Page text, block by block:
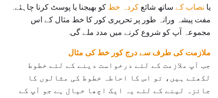
یا نصاب کے ساتھ شائع کردہ خط کو بھیجنا یا پوسٹ کرنا چاہئے.
مفت پیشہ ورانہ طور پر تحریری کور کا خط مثال کے اس
مجموعہ آپ کو شروع کرنے میں مدد ملے گی.
ملازمت کی طرف سے درج کور خط کی مثال
جب آپ ملازمت کے لئے درخواست دینے کے لئے خطوط
لکھتے ہیں، تو اس کا احاطہ خطوط کی مثالوں کا
جائزہ لینے کے لئے یہ ایک اچھا خیال ہے جو آپ کے